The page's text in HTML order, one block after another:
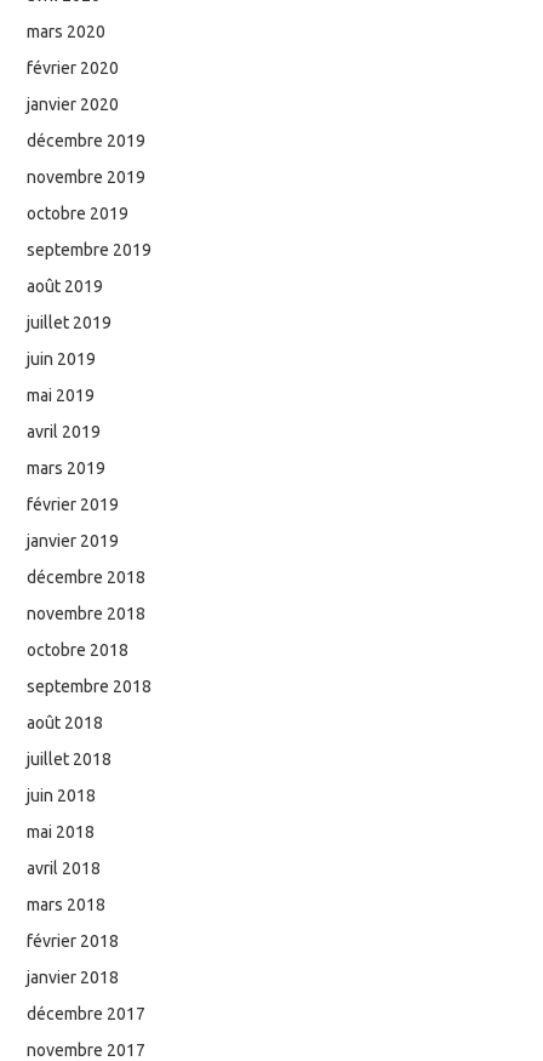
mars 2020
février 2020
janvier 2020
décembre 2019
novembre 2019
octobre 2019
septembre 2019
août 2019
juillet 2019
juin 2019
mai 2019
avril 2019
mars 2019
février 2019
janvier 2019
décembre 2018
novembre 2018
octobre 2018
septembre 2018
août 2018
juillet 2018
juin 2018
mai 2018
avril 2018
mars 2018
février 2018
janvier 2018
décembre 2017
novembre 2017